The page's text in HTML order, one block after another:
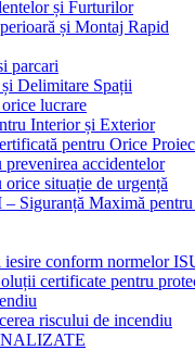
și Furturilor
și Montaj Rapid
parcari
Delimitare Spații
lucrare
Interior și Exterior
pentru Orice
accidentelor
situație de urgență
– Siguranță Maximă
conform normelor
certificate pentru
riscului de incendiu